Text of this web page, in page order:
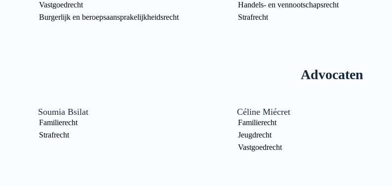
Vastgoedrecht
Burgerlijk en beroepsaansprakelijkheidsrecht
Handels- en vennootschapsrecht
Strafrecht
Advocaten
Soumia Bsilat
Familierecht
Strafrecht
Céline Miécret
Familierecht
Jeugdrecht
Vastgoedrecht